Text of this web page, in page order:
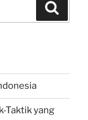
Taktik yang